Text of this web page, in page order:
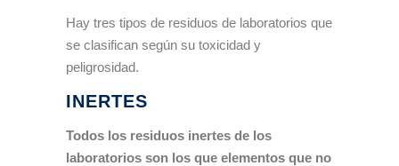
Hay tres tipos de residuos de laboratorios que
se clasifican según su toxicidad y
peligrosidad.
INERTES
Todos los residuos inertes de los
laboratorios son los que elementos que no